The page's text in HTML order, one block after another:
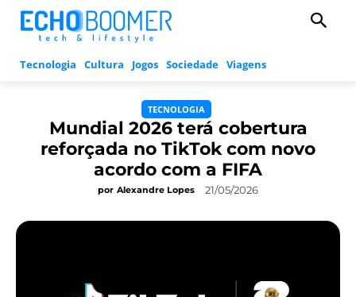
Tecnologia Cultura Jogos Sociedade Viagens
TECNOLOGIA
Mundial 2026 terá cobertura
reforçada no TikTok com novo
acordo com a FIFA
por Alexandre Lopes 21/05/2026